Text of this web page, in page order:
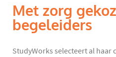
Met zorg
begeleiders
StudyWorks selecteert al haar